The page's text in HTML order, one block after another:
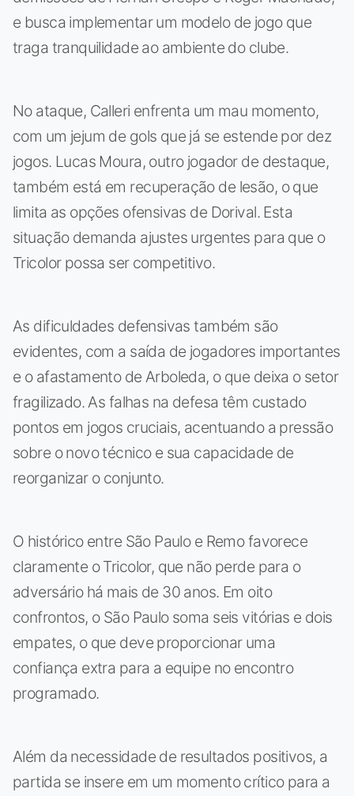
e busca implementar um modelo de jogo que
traga tranquilidade ao ambiente do clube.
No ataque, Calleri enfrenta um mau momento,
com um jejum de gols que já se estende por dez
jogos. Lucas Moura, outro jogador de destaque,
também está em recuperação de lesão, o que
limita as opções ofensivas de Dorival. Esta
situação demanda ajustes urgentes para que o
Tricolor possa ser competitivo.
As dificuldades defensivas também são
evidentes, com a saída de jogadores importantes
e o afastamento de Arboleda, o que deixa o setor
fragilizado. As falhas na defesa têm custado
pontos em jogos cruciais, acentuando a pressão
sobre o novo técnico e sua capacidade de
reorganizar o conjunto.
O histórico entre São Paulo e Remo favorece
claramente o Tricolor, que não perde para o
adversário há mais de 30 anos. Em oito
confrontos, o São Paulo soma seis vitórias e dois
empates, o que deve proporcionar uma
confiança extra para a equipe no encontro
programado.
Além da necessidade de resultados positivos, a
partida se insere em um momento crítico para a